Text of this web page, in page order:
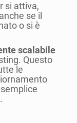
si attiva,
se il
o si è
scalabile
Questo
le